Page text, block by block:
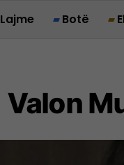
Lajme Botë
Valon